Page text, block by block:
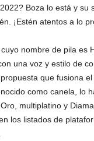
Boza lo está y su
¡Estén atentos a lo
, cuyo nombre de pila es
una voz y estilo de
que fusiona el
como canela, lo
multiplatino y
los listados de